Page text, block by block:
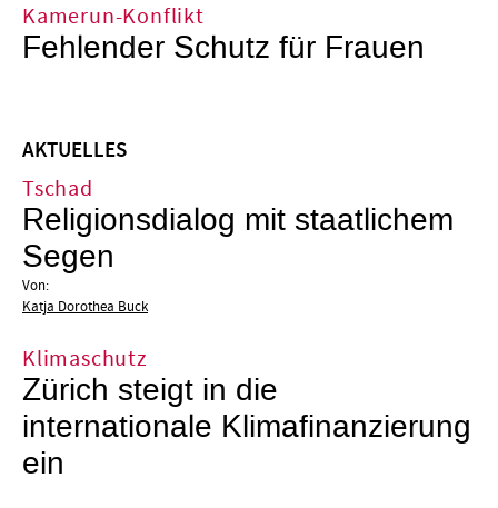
Kamerun-Konflikt
Fehlender Schutz für Frauen
AKTUELLES
Tschad
Religionsdialog mit staatlichem
Segen
Von:
Katja Dorothea Buck
Klimaschutz
Zürich steigt in die
internationale Klimafinanzierung
ein